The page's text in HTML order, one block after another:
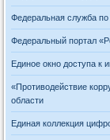
Федеральная служба
Федеральный портал
Единое окно доступа
«Противодействие
области
Единая коллекция